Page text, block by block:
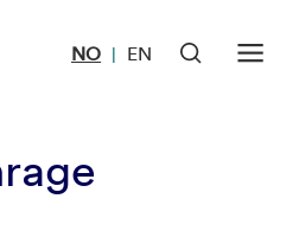
NO | EN